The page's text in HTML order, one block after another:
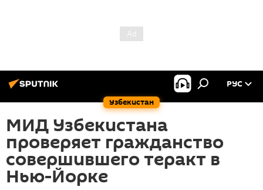
Узбекистан
РУС
МИД Узбекистана
проверяет гражданство
совершившего теракт в
Нью-Йорке